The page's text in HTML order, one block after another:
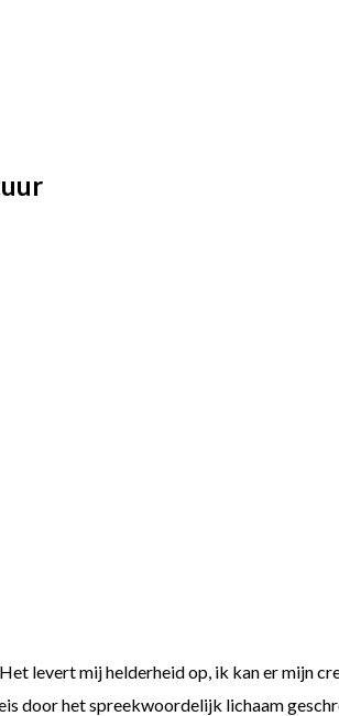
levert mij helderheid op, ik kan er mijn
door het spreekwoordelijk lichaam